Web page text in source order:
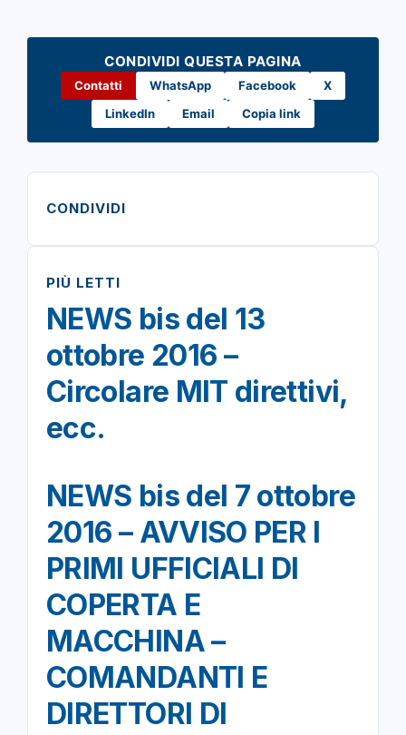
CONDIVIDI QUESTA PAGINA
Contatti WhatsApp Facebook
X
LinkedIn
Email Copia link
CONDIVIDI
PIÙ LETTI
NEWS bis del 13
ottobre 2016 –
Circolare MIT direttivi,
ecc.
NEWS bis del 7 ottobre
2016 – AVVISO PER I
PRIMI UFFICIALI DI
COPERTA E
MACCHINA –
COMANDANTI E
DIRETTORI DI